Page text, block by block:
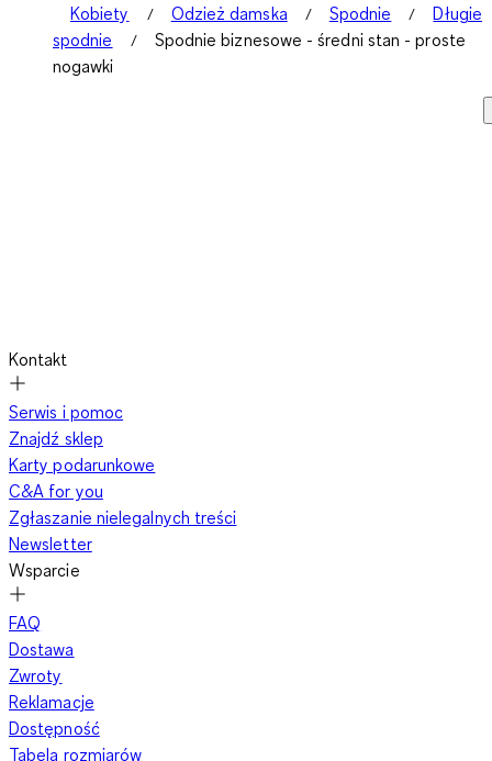
Kobiety Odzież damska Spodnie
Długie
spodnie
Spodnie biznesowe - średni stan - proste
nogawki
Kontakt
Serwis i pomoc
Znajdź sklep
Karty podarunkowe
C&A for you
Zgłaszanie nielegalnych treści
Newsletter
Wsparcie
FAQ
Dostawa
Zwroty
Reklamacje
Dostępność
Tabela rozmiarów